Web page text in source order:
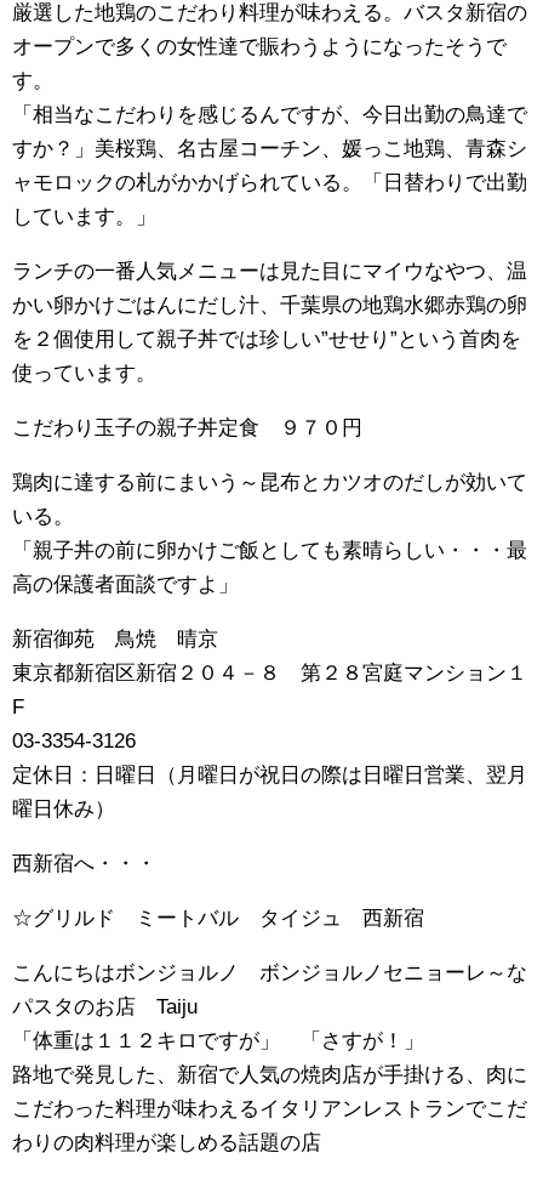
厳選した地鶏のこだわり料理が味わえる。バスタ新宿の
オープンで多くの女性達で賑わうようになったそうで
す。
「相当なこだわりを感じるんですが、今日出勤の鳥達で
すか？」美桜鶏、名古屋コーチン、媛っこ地鶏、青森シ
ャモロックの札がかかげられている。「日替わりで出勤
しています。」
ランチの一番人気メニューは見た目にマイウなやつ、温
かい卵かけごはんにだし汁、千葉県の地鶏水郷赤鶏の卵
を２個使用して親子丼では珍しい”せせり”という首肉を
使っています。
こだわり玉子の親子丼定食 ９７０円
鶏肉に達する前にまいう～昆布とカツオのだしが効いて
いる。
「親子丼の前に卵かけご飯としても素晴らしい・・・最
高の保護者面談ですよ」
新宿御苑 鳥焼 晴京
東京都新宿区新宿２０４－８ 第２８宮庭マンション１
F
03-3354-3126
定休日：日曜日（月曜日が祝日の際は日曜日営業、翌月
曜日休み）
西新宿へ・・・
☆グリルド ミートバル タイジュ 西新宿
こんにちはボンジョルノ ボンジョルノセニョーレ～な
パスタのお店 Taiju
「体重は１１２キロですが」 「さすが！」
路地で発見した、新宿で人気の焼肉店が手掛ける、肉に
こだわった料理が味わえるイタリアンレストランでこだ
わりの肉料理が楽しめる話題の店